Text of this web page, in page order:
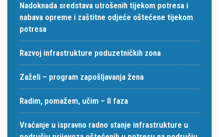
Nadoknada sredstava utrošenih tijekom potresa i
nabava opreme i zaštitne odjeće oštećene tijekom
potresa
Razvoj infrastrukture poduzetničkih zona
Zaželi – program zapošljavanja žena
Radim, pomažem, učim – II faza
Vraćanje u ispravno radno stanje infrastrukture u